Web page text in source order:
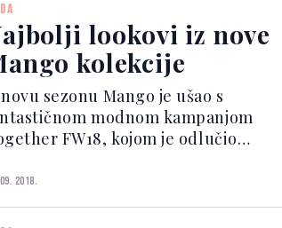
lookovi iz nove
kolekcije
sezonu Mango je ušao s
modnom kampanjom
FW18, kojom je odlučio
koje dijelimo s onima koje smo
Vizuali portretiraju odnose
2018.